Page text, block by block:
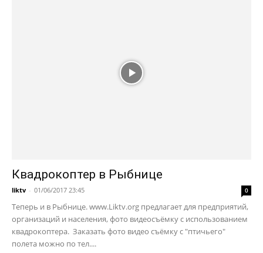
Квадрокоптер в Рыбнице
liktv - 01/06/2017 23:45 0
Теперь и в Рыбнице. www.Liktv.org предлагает для предприятий,
организаций и населения, фото видеосъёмку с использованием
квадрокоптера. Заказать фото видео съёмку с "птичьего"
полета можно по тел....